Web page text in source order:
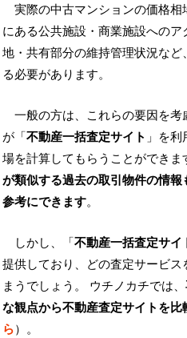
実際の中古マンションの価格相
にある公共施設・商業施設への
地・共有部分の維持管理状況な
る必要があります。
一般の方は、これらの要因を
が「不動産一括査定サイト 」を
場を計算してもらうことができま
が類似する過去の取引物件の情
参考にできます。
しかし、「不動産一括査定サイ
提供しており、どの査定サービ
まうでしょう。 ウチノカチでは、
な観点から不動産査定サイトを比
ら）。